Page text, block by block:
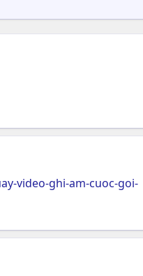
video-ghi-am-cuoc-goi-